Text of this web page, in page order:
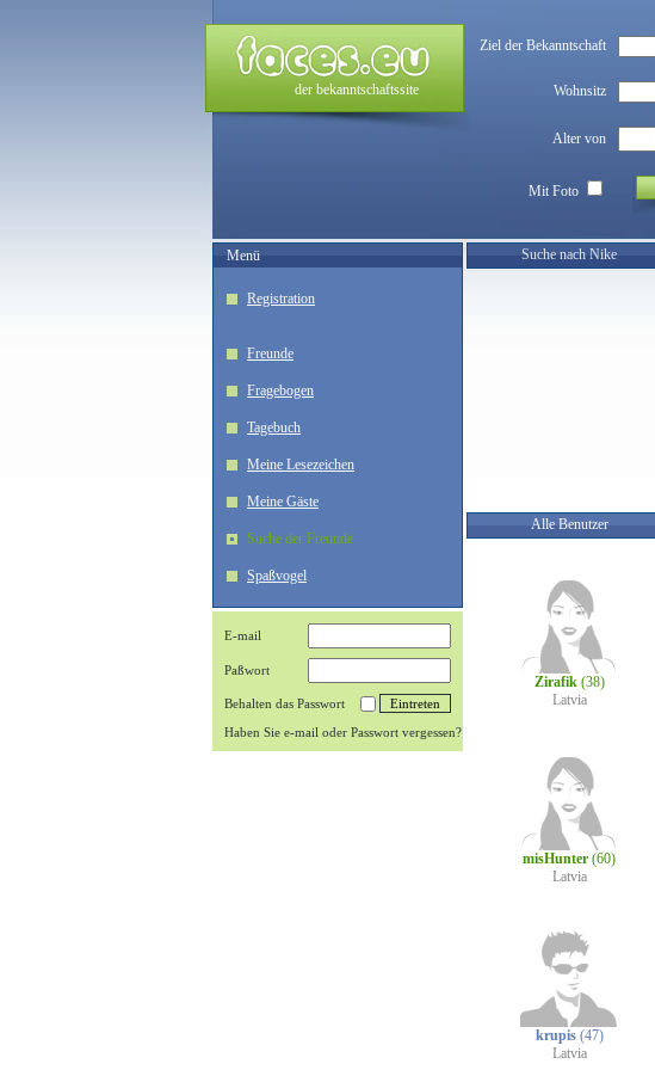
der bekanntschaftssite
Ziel der Bekanntschaft
Wohnsitz
Alter von
Mit Foto
Menü
Registration
Freunde
Fragebogen
Tagebuch
Meine Lesezeichen
Meine Gäste
Suche der Freunde
Spaßvogel
E-mail
Paßwort
Behalten das Passwort
Haben Sie e-mail oder Passwort vergessen?
Suche nach Nike
Alle Benutzer
Zirafik(38)
Latvia
misHunter (60)
Latvia
krupis(47)
Latvia